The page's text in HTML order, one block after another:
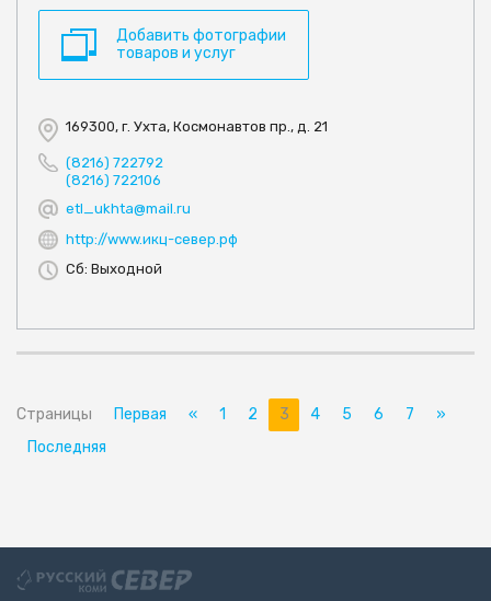
Добавить фотографии
товаров и услуг
169300, г. Ухта, Космонавтов пр., д. 21
(8216) 722792
(8216) 722106
etl_ukhta@mail.ru
http://www.икц-север.рф
Сб: Выходной
Страницы Первая « 1 2 3 4 5 6 7
»
Последняя